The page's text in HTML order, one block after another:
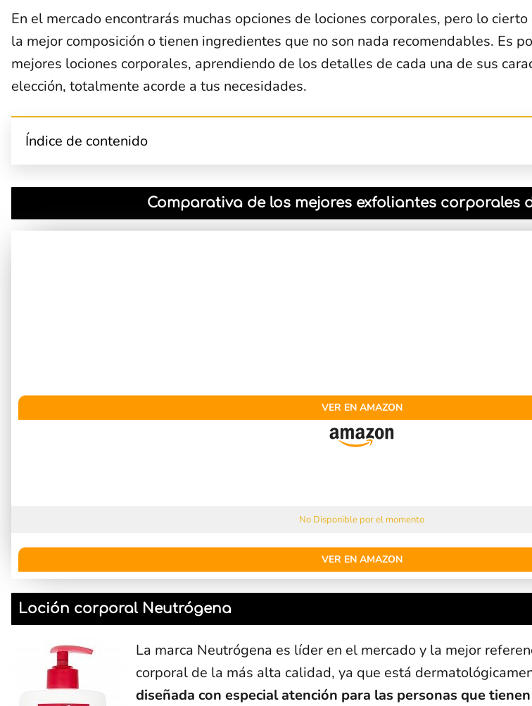
En el mercado encontrarás muchas opciones de lociones corporales, pero lo
la mejor composición o tienen ingredientes que no son nada recomendables. Es
mejores lociones corporales, aprendiendo de los detalles de cada una de sus
elección, totalmente acorde a tus necesidades.
Índice de contenido
Comparativa de los mejores exfoliantes corporales
VER EN AMAZON
No Disponible por el momento
VER EN AMAZON
Loción corporal Neutrógena
La marca Neutrógena es líder en el mercado y la mejor
corporal de la más alta calidad, ya que está
diseñada con especial atención para las personas que